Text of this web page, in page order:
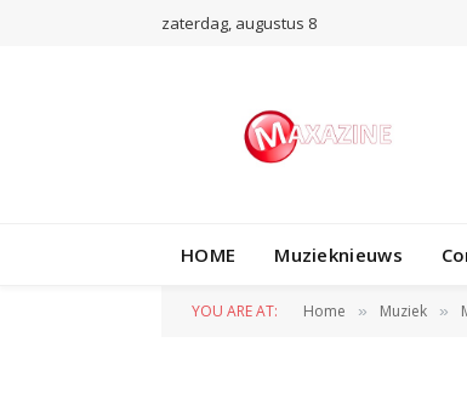
zaterdag, augustus 8
HOME Muzieknieuws
YOU ARE AT: Home » Muziek »
neurotic